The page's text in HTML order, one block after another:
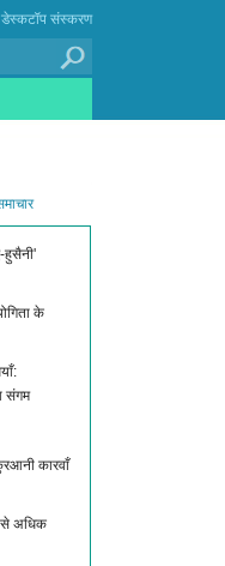
डेस्कटॉप संस्करण
हुसैनी'
के
संगम
कारवाँ
अधिक